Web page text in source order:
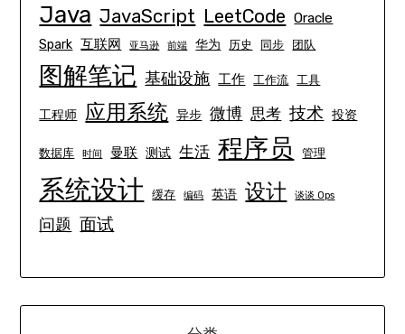
Java JavaScript LeetCode Oracle
Spark 互联网 亚马逊 前端 华为 历史 同步 团队
图解笔记 基础设施 工作 工作流 工具
工程师 应用系统 异步 微博 思考 技术 投资
数据库 时间 曼联 测试 生活 程序员 管理
系统设计 缓存 编码 英语 设计 谈谈 Ops
问题 面试